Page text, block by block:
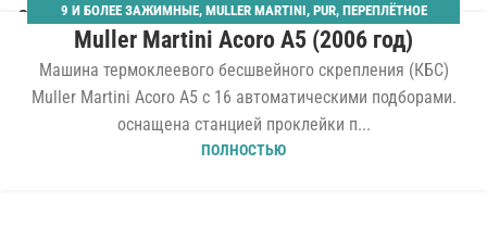
29 9 И БОЛЕЕ ЗАЖИМНЫЕ, MULLER MARTINI, PUR, ПЕРЕПЛЁТНОЕ
ОБОРУДОВАНИЕ,ПОЛНЫЕ ЛИНИИ МЯГКОГО ПЕРЕПЛЕТА,
ТЕРМОБИНДЕРЫ
Muller Martini Acoro A5 (2006 год)
Машина термоклеевого бесшвейного скрепления (КБС)
Muller Martini Acoro A5 с 16 автоматическими подборами.
оснащена станцией проклейки п...
ПОЛНОСТЬЮ